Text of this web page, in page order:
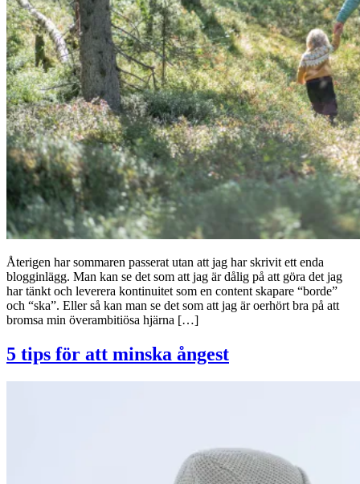
Återigen har sommaren passerat utan att jag har skrivit ett enda
blogginlägg. Man kan se det som att jag är dålig på att göra det jag
har tänkt och leverera kontinuitet som en content skapare “borde”
och “ska”. Eller så kan man se det som att jag är oerhört bra på att
bromsa min överambitiösa hjärna […]
5 tips för att minska ångest